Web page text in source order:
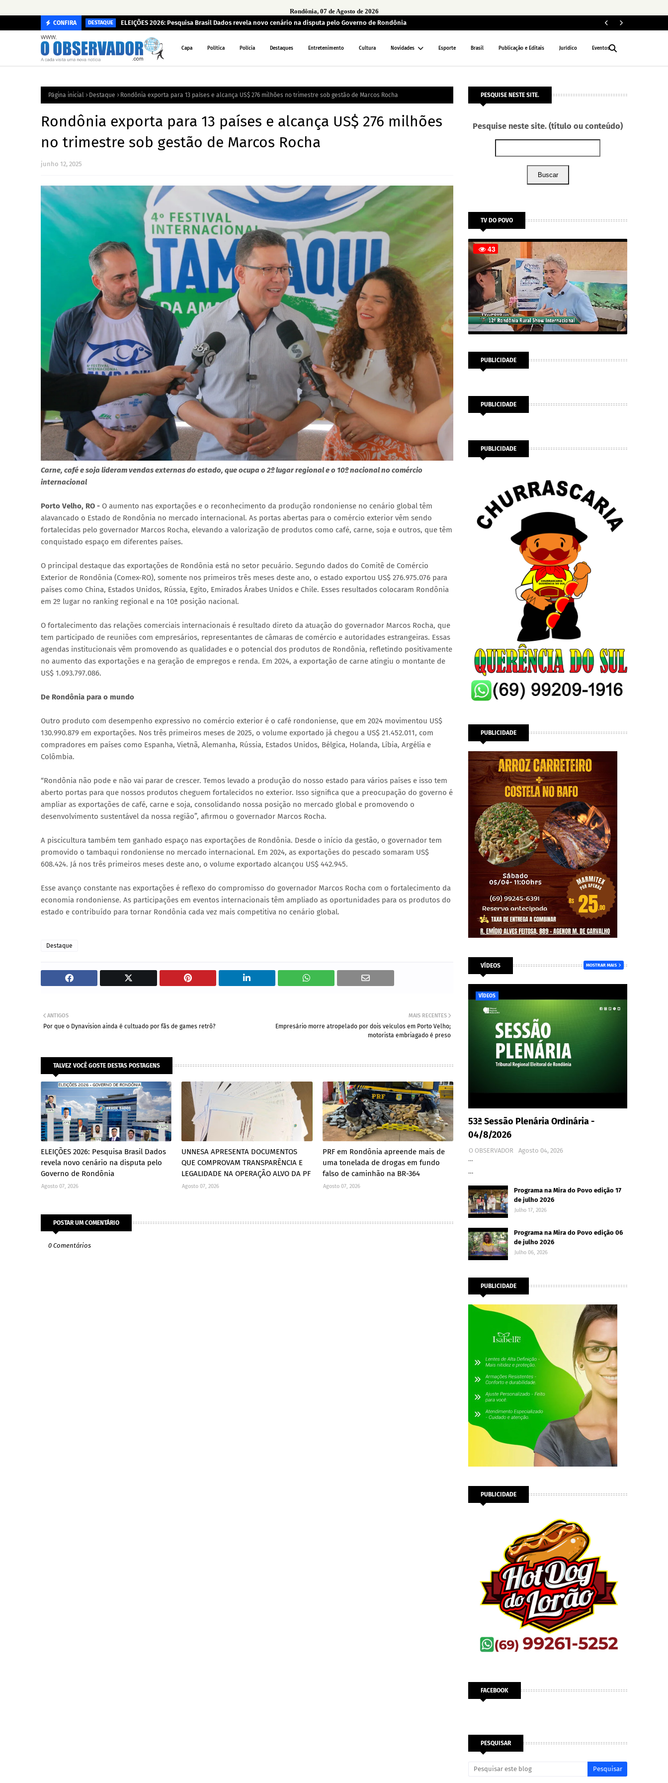
Rondônia, 07 de Agosto de 2026
CONFIRA DESTAQUE ELEIÇÕES 2026: Pesquisa Brasil Dados revela novo cenário na disputa pelo Governo de Rondônia
Capa Política Polícia Destaques Entretenimento Cultura Novidades Esporte Brasil Publicação e Editais Jurídico Eventos
Página inicial Destaque Rondônia exporta para 13 países e alcança US$ 276 milhões no trimestre sob gestão de Marcos Rocha
Rondônia exporta para 13 países e alcança US$ 276 milhões
no trimestre sob gestão de Marcos Rocha
junho 12, 2025
Carne, café e soja lideram vendas externas do estado, que ocupa o 2º lugar regional e o 10º nacional no comércio
internacional
Porto Velho, RO - O aumento nas exportações e o reconhecimento da produção rondoniense no cenário global têm
alavancado o Estado de Rondônia no mercado internacional. As portas abertas para o comércio exterior vêm sendo
fortalecidas pelo governador Marcos Rocha, elevando a valorização de produtos como café, carne, soja e outros, que têm
conquistado espaço em diferentes países.
O principal destaque das exportações de Rondônia está no setor pecuário. Segundo dados do Comitê de Comércio
Exterior de Rondônia (Comex-RO), somente nos primeiros três meses deste ano, o estado exportou US$ 276.975.076 para
países como China, Estados Unidos, Rússia, Egito, Emirados Árabes Unidos e Chile. Esses resultados colocaram Rondônia
em 2º lugar no ranking regional e na 10ª posição nacional.
O fortalecimento das relações comerciais internacionais é resultado direto da atuação do governador Marcos Rocha, que
tem participado de reuniões com empresários, representantes de câmaras de comércio e autoridades estrangeiras. Essas
agendas institucionais vêm promovendo as qualidades e o potencial dos produtos de Rondônia, refletindo positivamente
no aumento das exportações e na geração de empregos e renda. Em 2024, a exportação de carne atingiu o montante de
US$ 1.093.797.086.
De Rondônia para o mundo
Outro produto com desempenho expressivo no comércio exterior é o café rondoniense, que em 2024 movimentou US$
130.990.879 em exportações. Nos três primeiros meses de 2025, o volume exportado já chegou a US$ 21.452.011, com
compradores em países como Espanha, Vietnã, Alemanha, Rússia, Estados Unidos, Bélgica, Holanda, Líbia, Argélia e
Colômbia.
“Rondônia não pode e não vai parar de crescer. Temos levado a produção do nosso estado para vários países e isso tem
aberto portas para que nossos produtos cheguem fortalecidos no exterior. Isso significa que a preocupação do governo é
ampliar as exportações de café, carne e soja, consolidando nossa posição no mercado global e promovendo o
desenvolvimento sustentável da nossa região”, afirmou o governador Marcos Rocha.
A piscicultura também tem ganhado espaço nas exportações de Rondônia. Desde o início da gestão, o governador tem
promovido o tambaqui rondoniense no mercado internacional. Em 2024, as exportações do pescado somaram US$
608.424. Já nos três primeiros meses deste ano, o volume exportado alcançou US$ 442.945.
Esse avanço constante nas exportações é reflexo do compromisso do governador Marcos Rocha com o fortalecimento da
economia rondoniense. As participações em eventos internacionais têm ampliado as oportunidades para os produtos do
estado e contribuído para tornar Rondônia cada vez mais competitiva no cenário global.
Destaque
MAIS RECENTES
Empresário morre atropelado por dois veículos em Porto Velho;
motorista embriagado é preso
ANTIGOS
Por que o Dynavision ainda é cultuado por fãs de games retrô?
TALVEZ VOCÊ GOSTE DESTAS POSTAGENS
ELEIÇÕES 2026: Pesquisa Brasil Dados
revela novo cenário na disputa pelo
Governo de Rondônia
Agosto 07, 2026
UNNESA APRESENTA DOCUMENTOS
QUE COMPROVAM TRANSPARÊNCIA E
LEGALIDADE NA OPERAÇÃO ALVO DA PF
Agosto 07, 2026
PRF em Rondônia apreende mais de
uma tonelada de drogas em fundo
falso de caminhão na BR-364
Agosto 07, 2026
POSTAR UM COMENTÁRIO
0 Comentários
PESQUISE NESTE SITE.
Pesquise neste site. (título ou conteúdo)
Buscar
TV DO POVO
PUBLICIDADE
PUBLICIDADE
PUBLICIDADE
PUBLICIDADE
VÍDEOS MOSTRAR MAIS
VÍDEOS
53ª Sessão Plenária Ordinária -
04/8/2026
O OBSERVADOR
Agosto 04, 2026
…
…
Programa na Mira do Povo edição 17
de julho 2026
Julho 17, 2026
Programa na Mira do Povo edição 06
de julho 2026
Julho 06, 2026
PUBLICIDADE
PUBLICIDADE
FACEBOOK
PESQUISAR